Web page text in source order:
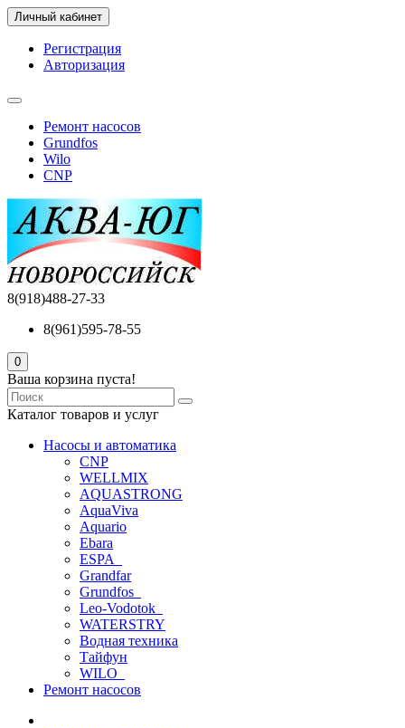
Личный кабинет
Регистрация
Авторизация
Ремонт насосов
Grundfos
Wilo
CNP
8(918)488-27-33
8(961)595-78-55
0
Ваша корзина пуста!
Каталог товаров и услуг
Насосы и автоматика
CNP
WELLMIX
AQUASTRONG
AquaViva
Aquario
Ebara
ESPA_
Grandfar
Grundfos_
Leo-Vodotok_
WATERSTRY
Водная техника
Тайфун
WILO_
Ремонт насосов